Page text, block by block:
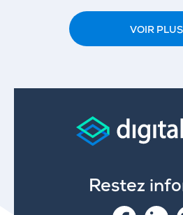
VOIR PLUS
Restez